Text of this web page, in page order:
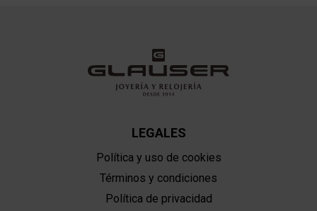
LEGALES
Política y uso de cookies
Términos y condiciones
Política de privacidad